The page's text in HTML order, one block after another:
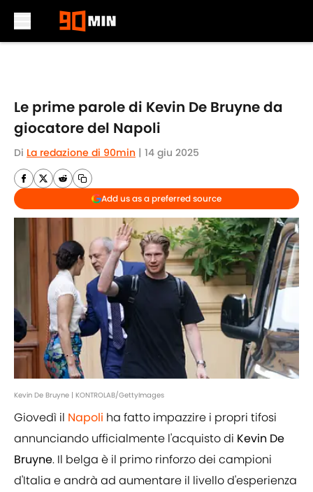
Le prime parole di Kevin De Bruyne da
giocatore del Napoli
Di La redazione di 90min | 14 giu 2025
Add us as a preferred source
Kevin De Bruyne | KONTROLAB/GettyImages
Giovedì il Napoli ha fatto impazzire i propri tifosi
annunciando ufficialmente l'acquisto di Kevin De
Bruyne. Il belga è il primo rinforzo dei campioni
d'Italia e andrà ad aumentare il livello d'esperienza